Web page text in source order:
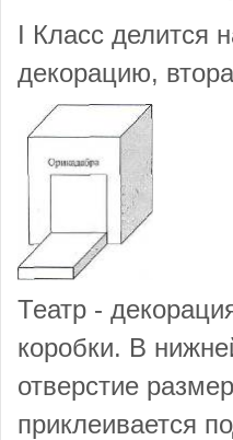
I Класс делится
декорацию,
Театр -
коробки. В
отверстие
приклеивается